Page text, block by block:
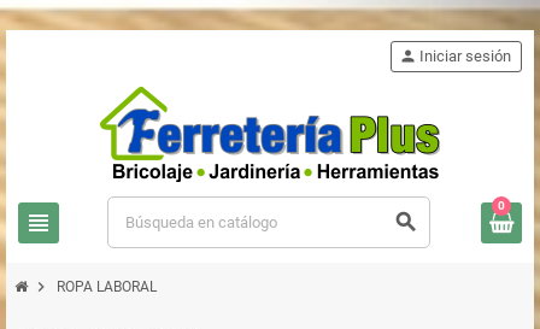
view_headline search
person Iniciar sesión
0
chevron_right ROPA LABORAL